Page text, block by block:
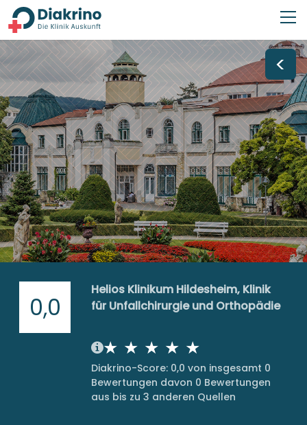
<
0,0
Helios Klinikum Hildesheim, Klinik
für Unfallchirurgie und Orthopädie
Diakrino-Score: 0,0 von insgesamt 0
Bewertungen davon 0 Bewertungen
aus bis zu 3 anderen Quellen